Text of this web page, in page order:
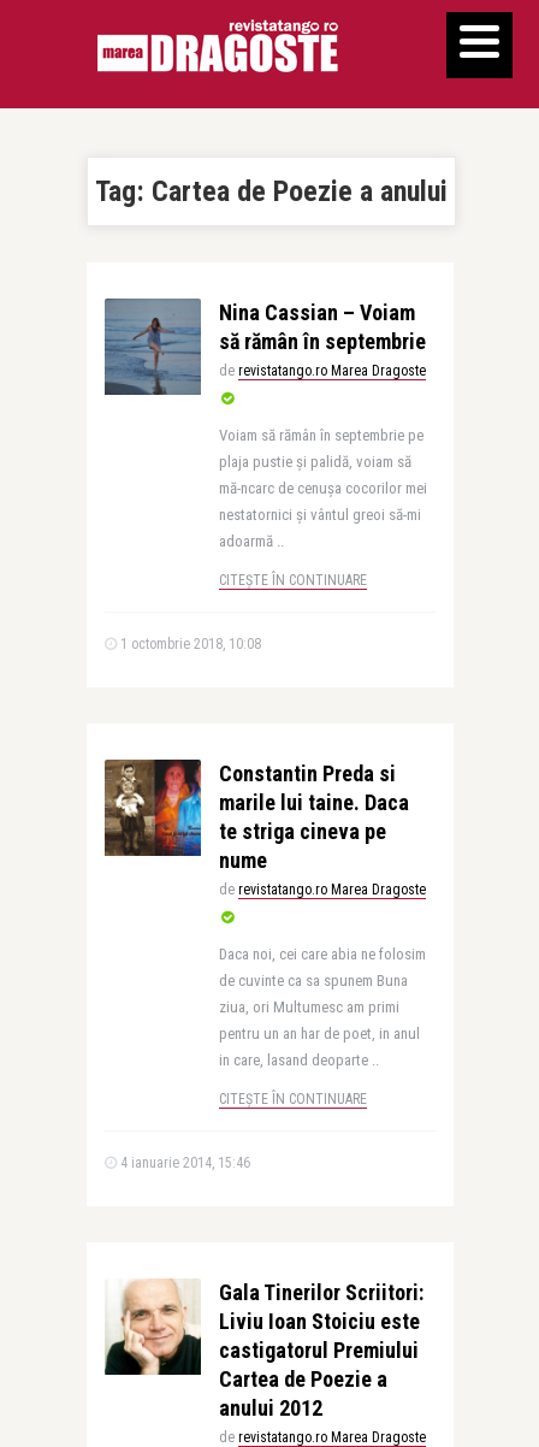
Tag: Cartea de Poezie a anului
Nina Cassian – Voiam
să rămân în septembrie
de revistatango.ro Marea Dragoste
Voiam să rămân în septembrie pe
plaja pustie și palidă, voiam să
mă-ncarc de cenușa cocorilor mei
nestatornici și vântul greoi să-mi
adoarmă ..
CITEȘTE ÎN CONTINUARE
1 octombrie 2018, 10:08
Constantin Preda si
marile lui taine. Daca
te striga cineva pe
nume
de revistatango.ro Marea Dragoste
Daca noi, cei care abia ne folosim
de cuvinte ca sa spunem Buna
ziua, ori Multumesc am primi
pentru un an har de poet, in anul
in care, lasand deoparte ..
CITEȘTE ÎN CONTINUARE
4 ianuarie 2014, 15:46
Gala Tinerilor Scriitori:
Liviu Ioan Stoiciu este
castigatorul Premiului
Cartea de Poezie a
anului 2012
de revistatango.ro Marea Dragoste